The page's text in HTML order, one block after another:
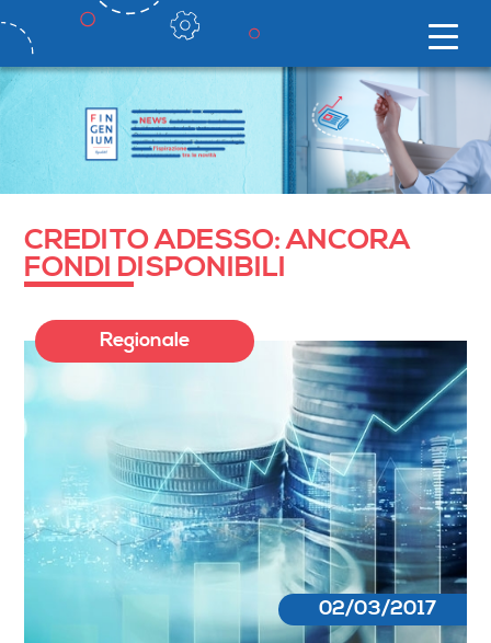
CREDITO ADESSO: ANCORA
FONDI DISPONIBILI
Regionale
02/03/2017